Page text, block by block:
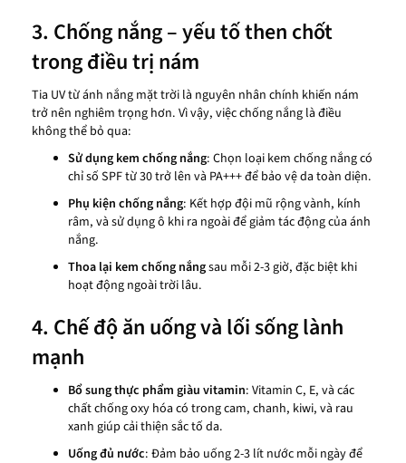
3. Chống nắng – yếu tố then chốt
trong điều trị nám
Tia UV từ ánh nắng mặt trời là nguyên nhân chính khiến nám
trở nên nghiêm trọng hơn. Vì vậy, việc chống nắng là điều
không thể bỏ qua:
Sử dụng kem chống nắng: Chọn loại kem chống nắng có
chỉ số SPF từ 30 trở lên và PA+++ để bảo vệ da toàn diện.
Phụ kiện chống nắng: Kết hợp đội mũ rộng vành, kính
râm, và sử dụng ô khi ra ngoài để giảm tác động của ánh
nắng.
Thoa lại kem chống nắngsau mỗi 2-3 giờ, đặc biệt khi
hoạt động ngoài trời lâu.
4. Chế độ ăn uống và lối sống lành
mạnh
Bổ sung thực phẩm giàu vitamin: Vitamin C, E, và các
chất chống oxy hóa có trong cam, chanh, kiwi, và rau
xanh giúp cải thiện sắc tố da.
Uống đủ nước: Đảm bảo uống 2-3 lít nước mỗi ngày để